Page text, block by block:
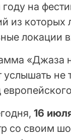
на
из
локации
«Джаза
услышать не
16
со своим